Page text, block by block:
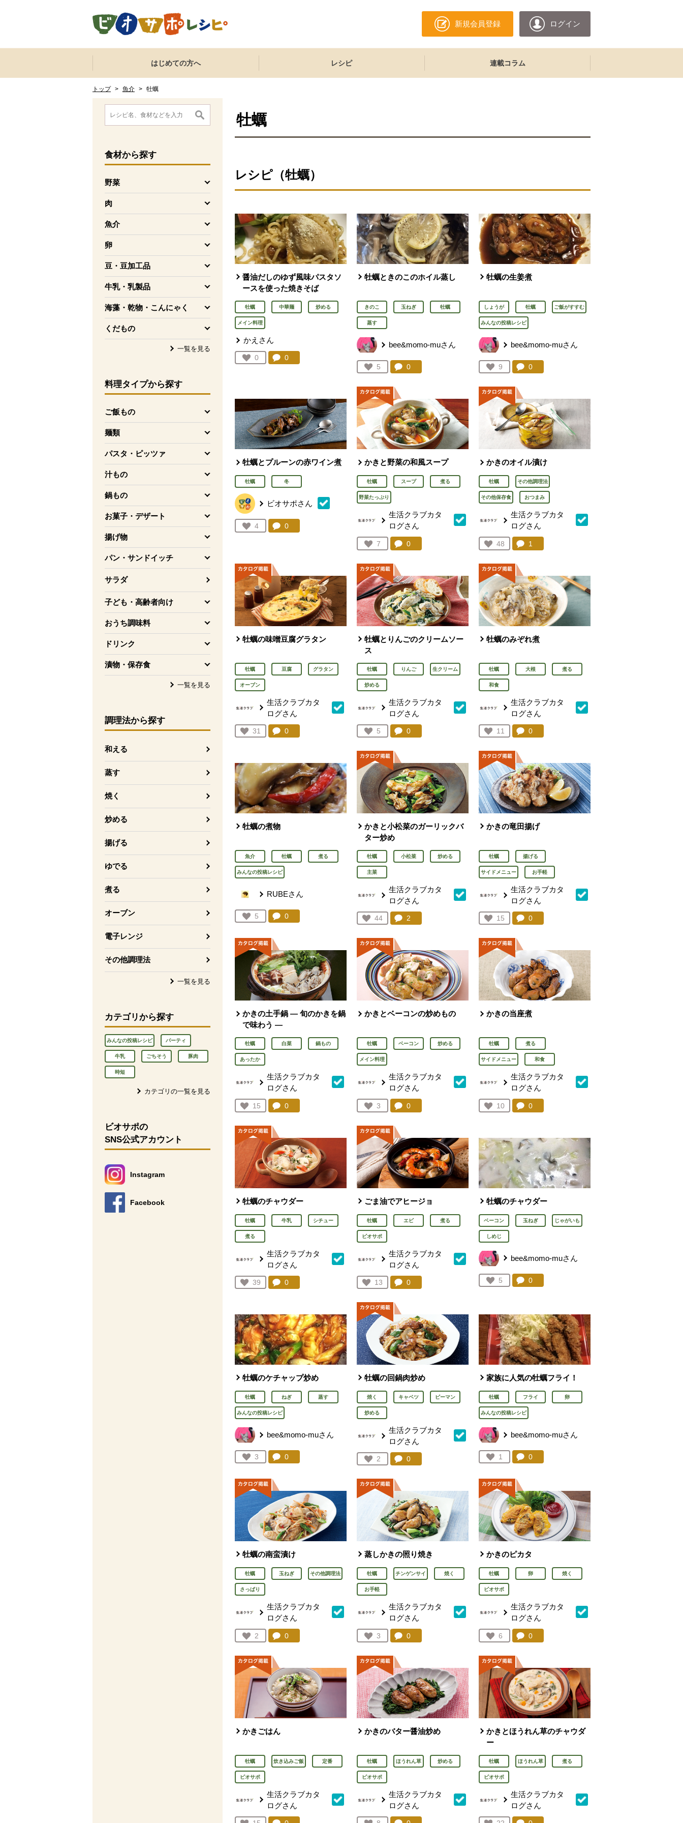
新規会員登録 ログイン
ここからサイト内共通メニューです。
サイト内共通メニューをスキップする
はじめての方へ レシピ 連載コラム
トップ > 魚介 > 牡蠣
ここから消費材検索メニューです。
食材から探す
野菜
を開く
肉
を開く
魚介
を開く
卵
を開く
豆・豆加工品
を開く
牛乳・乳製品
を開く
海藻・乾物・こんにゃく
を開く
くだもの
を開く
一覧を見る
料理タイプから探す
ご飯もの
を開く
麺類
を開く
パスタ・ピッツァ
を開く
汁もの
を開く
鍋もの
を開く
お菓子・デザート
を開く
揚げ物
を開く
パン・サンドイッチ
を開く
サラダ
子ども・高齢者向け
を開く
おうち調味料
を開く
ドリンク
を開く
漬物・保存食
を開く
一覧を見る
調理法から探す
和える
蒸す
焼く
炒める
揚げる
ゆでる
煮る
オーブン
電子レンジ
その他調理法
一覧を見る
カテゴリから探す
みんなの投稿レシピ パーティ
牛乳 ごちそう 豚肉
時短
カテゴリの一覧を見る
消費材検索メニューここまで。
ここから本文です。
ビオサポの
SNS公式アカウント
Instagram
別のウィンドウで開きます。
Facebook
別のウィンドウで開きます。
牡蠣
レシピ（牡蠣）
醤油だしのゆず風味パスタソ
ースを使った焼きそば
牡蠣 中華麺 炒める
メイン料理
かえさん
お気に入り登録：
0
人が登録
コメント：
0
牡蠣ときのこのホイル蒸し
きのこ 玉ねぎ 牡蠣
蒸す
bee&momo-muさん
お気に入り登録：
5
人が登録
コメント：
0件。コメントを見る。
牡蠣の生姜煮
しょうが 牡蠣 ご飯がすすむ
みんなの投稿レシピ
bee&momo-muさん
お気に入り登録：
9
人が登録
コメント：
0件。コメントを見る。
牡蠣とプルーンの赤ワイン煮
牡蠣 冬
ビオサポさん
お気に入り登録：
4
人が登録
コメント：
0
かきと野菜の和風スープ
牡蠣 スープ 煮る
野菜たっぷり
生活クラブカタ
ログさん
お気に入り登録：
7
人が登録
コメント：
0件。コメントを見る。
かきのオイル漬け
牡蠣 その他調理法
その他保存食 おつまみ
生活クラブカタ
ログさん
お気に入り登録：
48
人が登録
コメント：
1
牡蠣の味噌豆腐グラタン
牡蠣 豆腐 グラタン
オーブン
生活クラブカタ
ログさん
お気に入り登録：
31
人が登録
コメント：
0
牡蠣とりんごのクリームソー
ス
牡蠣 りんご 生クリーム
炒める
生活クラブカタ
ログさん
お気に入り登録：
5
人が登録
コメント：
0件。コメントを見る。
牡蠣のみぞれ煮
牡蠣 大根 煮る
和食
生活クラブカタ
ログさん
お気に入り登録：
11
人が登録
コメント：
0件。コメントを見る。
牡蠣の煮物
魚介 牡蠣 煮る
みんなの投稿レシピ
RUBEさん
お気に入り登録：
5
人が登録
コメント：
0
かきと小松菜のガーリックバ
ター炒め
牡蠣 小松菜 炒める
主菜
生活クラブカタ
ログさん
お気に入り登録：
44
人が登録
コメント：
2
かきの竜田揚げ
牡蠣 揚げる
サイドメニュー お手軽
生活クラブカタ
ログさん
お気に入り登録：
15
人が登録
コメント：
0件。コメントを見る。
かきの土手鍋 ― 旬のかきを鍋
で味わう ―
牡蠣 白菜 鍋もの
あったか
生活クラブカタ
ログさん
お気に入り登録：
15
人が登録
コメント：
0
かきとベーコンの炒めもの
牡蠣 ベーコン 炒める
メイン料理
生活クラブカタ
ログさん
お気に入り登録：
3
人が登録
コメント：
0件。コメントを見る。
かきの当座煮
牡蠣 煮る
サイドメニュー 和食
生活クラブカタ
ログさん
お気に入り登録：
10
人が登録
コメント：
0件。コメントを見る。
牡蠣のチャウダー
牡蠣 牛乳 シチュー
煮る
生活クラブカタ
ログさん
お気に入り登録：
39
人が登録
コメント：
0
ごま油でアヒージョ
牡蠣 エビ 煮る
ビオサポ
生活クラブカタ
ログさん
お気に入り登録：
13
人が登録
コメント：
0件。コメントを見る。
牡蠣のチャウダー
ベーコン 玉ねぎ じゃがいも
しめじ
bee&momo-muさん
お気に入り登録：
5
人が登録
コメント：
0件。コメントを見る。
牡蠣のケチャップ炒め
牡蠣 ねぎ 蒸す
みんなの投稿レシピ
bee&momo-muさん
お気に入り登録：
3
人が登録
コメント：
0
牡蠣の回鍋肉炒め
焼く キャベツ ピーマン
炒める
生活クラブカタ
ログさん
お気に入り登録：
2
人が登録
コメント：
0件。コメントを見る。
家族に人気の牡蠣フライ！
牡蠣 フライ 卵
みんなの投稿レシピ
bee&momo-muさん
お気に入り登録：
1
人が登録
コメント：
0件。コメントを見る。
牡蠣の南蛮漬け
牡蠣 玉ねぎ その他調理法
さっぱり
生活クラブカタ
ログさん
お気に入り登録：
2
人が登録
コメント：
0
蒸しかきの照り焼き
牡蠣 チンゲンサイ 焼く
お手軽
生活クラブカタ
ログさん
お気に入り登録：
3
人が登録
コメント：
0件。コメントを見る。
かきのピカタ
牡蠣 卵 焼く
ビオサポ
生活クラブカタ
ログさん
お気に入り登録：
6
人が登録
コメント：
0件。コメントを見る。
かきごはん
牡蠣 炊き込みご飯 定番
ビオサポ
生活クラブカタ
ログさん
かきのバター醤油炒め
牡蠣 ほうれん草 炒める
ビオサポ
生活クラブカタ
ログさん
かきとほうれん草のチャウダ
ー
牡蠣 ほうれん草 煮る
ビオサポ
生活クラブカタ
ログさん